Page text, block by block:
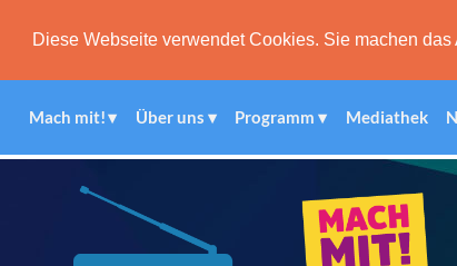
Diese Webseite verwendet Cookies. Sie machen
Mach mit! Über uns Programm Mediathek